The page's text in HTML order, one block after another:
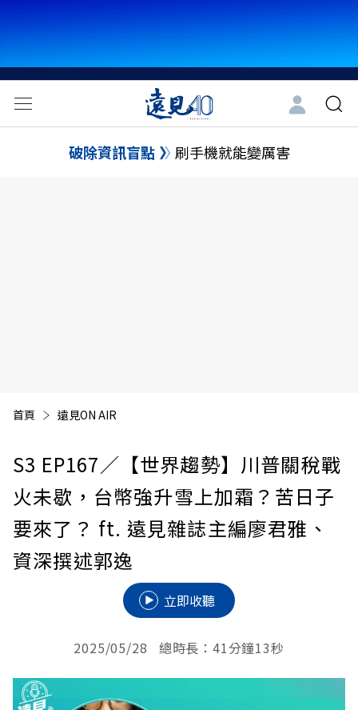
破除資訊盲點 刷手機就能變厲害
首頁 遠見ON AIR
S3 EP167／【世界趨勢】川普關稅戰
火未歇，台幣強升雪上加霜？苦日子
要來了？ ft. 遠見雜誌主編廖君雅、
資深撰述郭逸
立即收聽
2025/05/28 總時長：41分鐘13秒